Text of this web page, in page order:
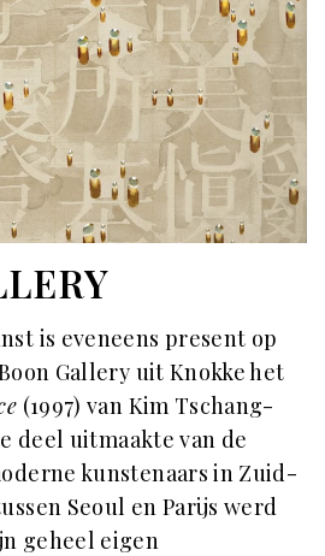
is eveneens present op
Gallery uit Knokke het
(1997) van Kim Tschang-
deel uitmaakte van de
kunstenaars in Zuid-
Seoul en Parijs werd
geheel eigen